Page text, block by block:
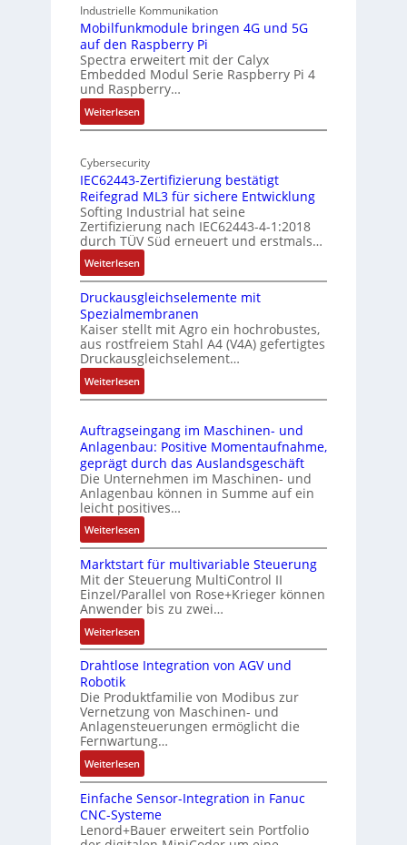
I
a
n
d
E
g
e
9
-
Z
o
l
l
-
I
d
u
t
r
i
e
-
P
C
l
ä
s
s
s
c
h
f
l
e
x
i
b
e
l
f
ü
r
i
e
A
n
w
e
n
d
u
Industrielle Kommunikation
Mobilfunkmodule bringen 4G und 5G
auf den Raspberry Pi
Spectra erweitert mit der Calyx
Embedded Modul Serie Raspberry Pi 4
und Raspberry…
Weiterlesen:
M
b
i
f
u
n
k
m
o
d
u
l
e
b
r
n
e
n
4
G
u
n
d
5
G
a
u
f
e
n
R
a
s
p
b
e
r
Cybersecurity
IEC62443-Zertifizierung bestätigt
Reifegrad ML3 für sichere Entwicklung
Softing Industrial hat seine
Zertifizierung nach IEC62443-4-1:2018
durch TÜV Süd erneuert und erstmals…
Weiterlesen:
I
E
C
6
2
4
4
3
Z
e
r
t
i
i
e
r
n
g
e
s
t
ä
t
i
g
t
R
Druckausgleichselemente mit
Spezialmembranen
Kaiser stellt mit Agro ein hochrobustes,
aus rostfreiem Stahl A4 (V4A) gefertigtes
Druckausgleichselement…
Weiterlesen:
D
u
c
k
a
u
s
g
l
e
i
c
h
s
e
m
e
n
t
e
m
i
t
Auftragseingang im Maschinen- und
Anlagenbau: Positive Momentaufnahme,
geprägt durch das Auslandsgeschäft
Die Unternehmen im Maschinen- und
Anlagenbau können in Summe auf ein
leicht positives…
Weiterlesen:
A
u
f
t
r
a
g
s
i
n
g
a
n
i
m
M
Marktstart für multivariable Steuerung
Mit der Steuerung MultiControl II
Einzel/Parallel von Rose+Krieger können
Anwender bis zu zwei…
Weiterlesen:
M
a
k
t
s
t
a
r
t
f
ü
Drahtlose Integration von AGV und
Robotik
Die Produktfamilie von Modibus zur
Vernetzung von Maschinen- und
Anlagensteuerungen ermöglicht die
Fernwartung…
Weiterlesen:
D
r
a
h
Einfache Sensor-Integration in Fanuc
CNC-Systeme
Lenord+Bauer erweitert sein Portfolio